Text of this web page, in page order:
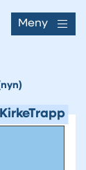
Meny
KirkeTrapp